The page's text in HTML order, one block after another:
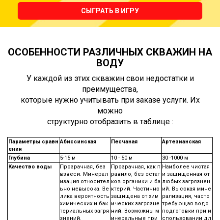
СЫГРАТЬ В ИГРУ
ОСОБЕННОСТИ РАЗЛИЧНЫХ СКВАЖИН НА
ВОДУ
У каждой из этих скважин свои недостатки и
преимущества,
которые нужно учитывать при заказе услуги. Их
можно
структурно отобразить в таблице :
Параметры сравн
ения
Абиссинская Песчаная Артезианская
Глубина 5-15 м 10 - 50 м
30 -1000 м
Качество воды
Прозрачная, без
взвеси. Минерал
изация относител
ьно невысока. Ве
лика вероятность
химических и бак
териальных загря
знений.
Прозрачная, как п
равило, без остат
ков органики и ба
ктерий. Частично
защищена от хим
ических загрязне
ний. Возможны м
инеральные при
Наиболее чистая
и защищенная от
любых загрязнен
ий. Высокая мине
рализация, часто
требующая водо
подготовки при и
спользовании дл